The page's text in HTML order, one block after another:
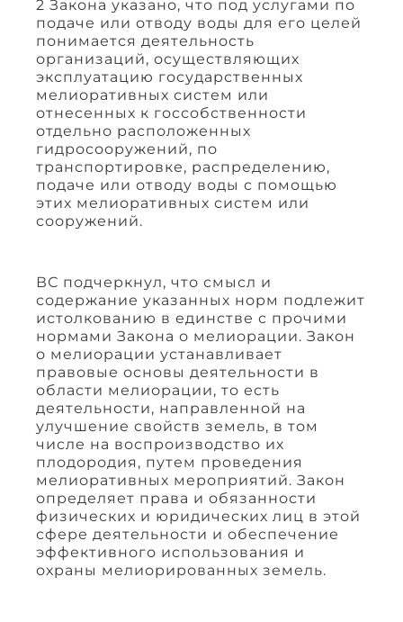
2 Закона указано, что под услугами по
подаче или отводу воды для его целей
понимается деятельность
организаций, осуществляющих
эксплуатацию государственных
мелиоративных систем или
отнесенных к госсобственности
отдельно расположенных
гидросооружений, по
транспортировке, распределению,
подаче или отводу воды с помощью
этих мелиоративных систем или
сооружений.
ВС подчеркнул, что смысл и
содержание указанных норм подлежит
истолкованию в единстве с прочими
нормами Закона о мелиорации. Закон
о мелиорации устанавливает
правовые основы деятельности в
области мелиорации, то есть
деятельности, направленной на
улучшение свойств земель, в том
числе на воспроизводство их
плодородия, путем проведения
мелиоративных мероприятий. Закон
определяет права и обязанности
физических и юридических лиц в этой
сфере деятельности и обеспечение
эффективного использования и
охраны мелиорированных земель.